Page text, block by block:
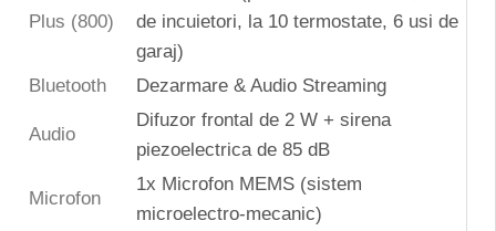
Plus (800)
de incuietori, la 10 termostate, 6 usi de
garaj)
Bluetooth
Dezarmare & Audio Streaming
Audio
Difuzor frontal de 2 W + sirena
piezoelectrica de 85 dB
Microfon
1x Microfon MEMS (sistem
microelectro-mecanic)